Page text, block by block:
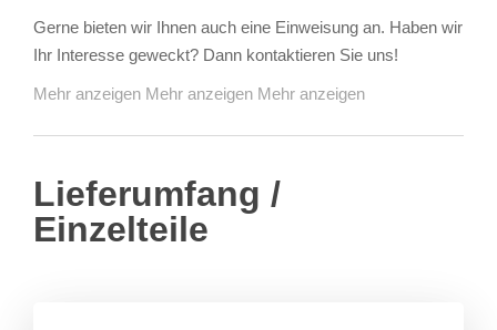
Gerne bieten wir Ihnen auch eine Einweisung an. Haben wir
Ihr Interesse geweckt? Dann kontaktieren Sie uns!
Mehr anzeigen Mehr anzeigen Mehr anzeigen
Lieferumfang /
Einzelteile